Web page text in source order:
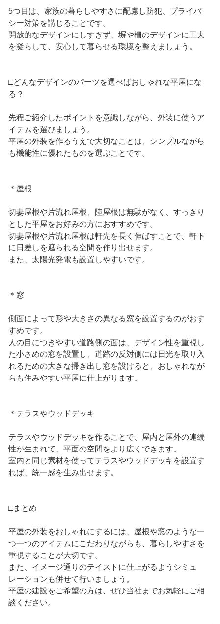
5つ目は、家族の暮らしやすさに配慮し防犯、プライバ
シー対策を講じることです。
開放的なデザインにしすぎず、塀や柵のデザインに工夫
を凝らして、安心して暮らせる環境を整えましょう。
□どんなデザインのパーツを選べばおしゃれな平屋にな
る？
先程ご紹介したポイントを意識しながら、外装に使うア
イテムを選びましょう。
平屋の外装を作るうえで大切なことは、シンプルながら
も機能性に優れたものを選ぶことです。
＊屋根
切妻屋根や片流れ屋根、陸屋根は無駄がなく、すっきり
とした平屋をお好みの方におすすめです。
切妻屋根や片流れ屋根は軒先を長く伸ばすことで、軒下
に日差しを遮られる空間を作り出せます。
また、太陽光発電も設置しやすいです。
＊窓
側面によって形や大きさの異なる窓を設置するのがおす
すめです。
人の目につきやすい道路側の面は、デザイン性を重視し
た小さめの窓を設置し、道路の反対側には日光を取り入
れるための大きな掃き出し窓を設けると、おしゃれなが
らも住みやすい平屋に仕上がります。
＊テラスやウッドデッキ
テラスやウッドデッキを作ることで、屋内と屋外の連続
性が生まれて、平面の空間をより広くできます。
室内と同じ素材を使ってテラスやウッドデッキを設置す
れば、統一感を生み出せます。
□まとめ
平屋の外装をおしゃれにするには、屋根や窓のような一
つ一つのアイテムにこだわりながらも、暮らしやすさを
重視することが大切です。
また、イメージ通りのテイストに仕上がるようシミュ
レーションも併せて行いましょう。
平屋の建設をご希望の方は、ぜひ当社までお気軽にご相
談ください。